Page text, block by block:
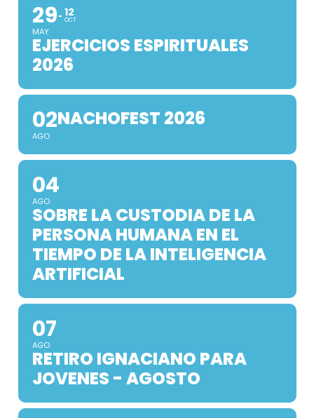
29
MAY
12
OCT
EJERCICIOS ESPIRITUALES
2026
02
AGO
NACHOFEST 2026
04
AGO
SOBRE LA CUSTODIA DE LA
PERSONA HUMANA EN EL
TIEMPO DE LA INTELIGENCIA
ARTIFICIAL
07
AGO
RETIRO IGNACIANO PARA
JOVENES - AGOSTO